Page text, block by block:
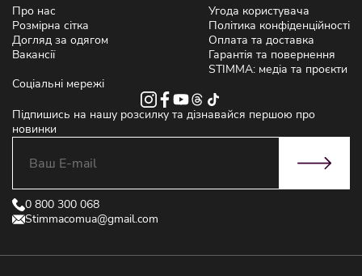
Про нас
Розмірна сітка
Догляд за одягом
Вакансії
Угода користувача
Політика конфіденційності
Оплата та доставка
Гарантія та повернення
STIMMA: медіа та проєкти
Соціальні мережі
Підпишись на нашу розсилку та дізнавайся першою про
новинки
0 800 300 068
Stimmacomua@gmail.com